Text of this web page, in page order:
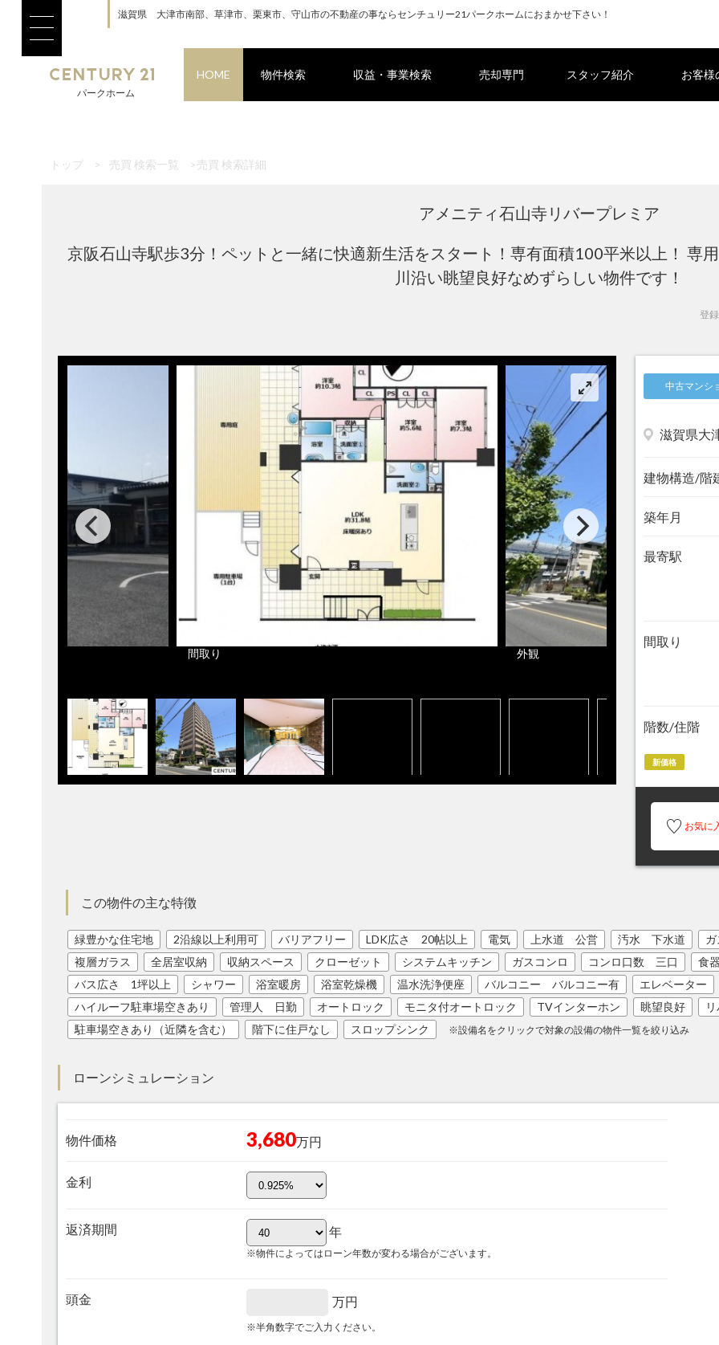
滋賀県 大津市南部、草津市、栗東市、守山市の不動産の事ならセンチュリー21パークホームにおまかせ下さい！
パークホーム
HOME 物件検索 収益・事業検索 売却専門 スタッフ紹介 お客様
トップ > 売買 検索一覧 >売買 検索詳細
アメニティ石山寺リバープレミア
京阪石山寺駅歩3分！ペットと一緒に快適新生活をスタート！専有面積100平米以上！ 専
川沿い眺望良好なめずらしい物件です！
登
間取り 外観
中古マンシ
滋賀県大
建物構造/階
築年月
最寄駅
間取り
階数/住階
新価格
お気に
この物件の主な特徴
緑豊かな住宅地 2沿線以上利用可 バリアフリー LDK広さ 20帖以上 電気 上水道 公営 汚水 下水道
複層ガラス
全居室収納 収納スペース クローゼット システムキッチン ガスコンロ コンロ口数 三口 食
バス広さ 1坪以上
シャワー 浴室暖房 浴室乾燥機 温水洗浄便座 バルコニー バルコニー有 エレベーター
ハイルーフ駐車場空きあり
管理人 日勤 オートロック モニタ付オートロック TVインターホン 眺望良好
駐車場空きあり（近隣を含む）
階下に住戸なし スロップシンク ※設備名をクリックで対象の設備の物件一覧を絞り込み
ローンシミュレーション
物件価格 3,680万円
金利
返済期間 年
※物件によってはローン年数が変わる場合がございます。
頭金 万円
※半角数字でご入力ください。